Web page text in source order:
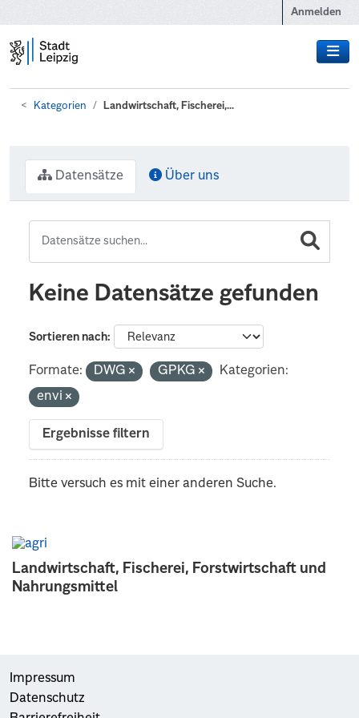
Anmelden
Kategorien Landwirtschaft, Fischerei,...
Landwirtschaft, Fischerei, Forstwirtschaft und
Nahrungsmittel
Datensätze Über uns
Keine Datensätze gefunden
Sortieren nach
Formate: DWG GPKG
Kategorien:
envi
Ergebnisse filtern
Bitte versuch es mit einer anderen Suche.
Impressum
Datenschutz